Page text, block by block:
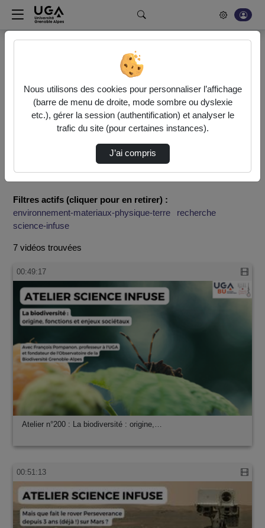
Rechercher un média sur POD
Bonjour, votre serveur vidéo a été mis à jour. Nous sommes
en train de finaliser son optimisation. L'encodage de vos
vidéos fonctionne (ne pas tenir compte du message d'erreur
actuel à la fin de votre encodage).
Résultats de la recherche
Filtres actifs (cliquer pour en retirer) :
environnement-materiaux-physique-terre
recherche
science-infuse
7 vidéos trouvées
00:49:17
Atelier n°200 : La biodiversité : origine,…
00:51:13
Nous utilisons des cookies pour personnaliser l’affichage
(barre de menu de droite, mode sombre ou dyslexie
etc.), gérer la session (authentification) et analyser le
trafic du site (pour certaines instances).
J’ai compris